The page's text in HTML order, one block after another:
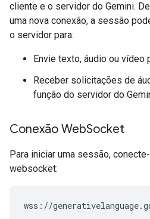
cliente e o servidor do Gemini.
uma nova conexão, a sessão
o servidor para:
Envie texto, áudio ou vídeo
Receber solicitações de
função do servidor do
Conexão WebSocket
Para iniciar uma sessão,
websocket: